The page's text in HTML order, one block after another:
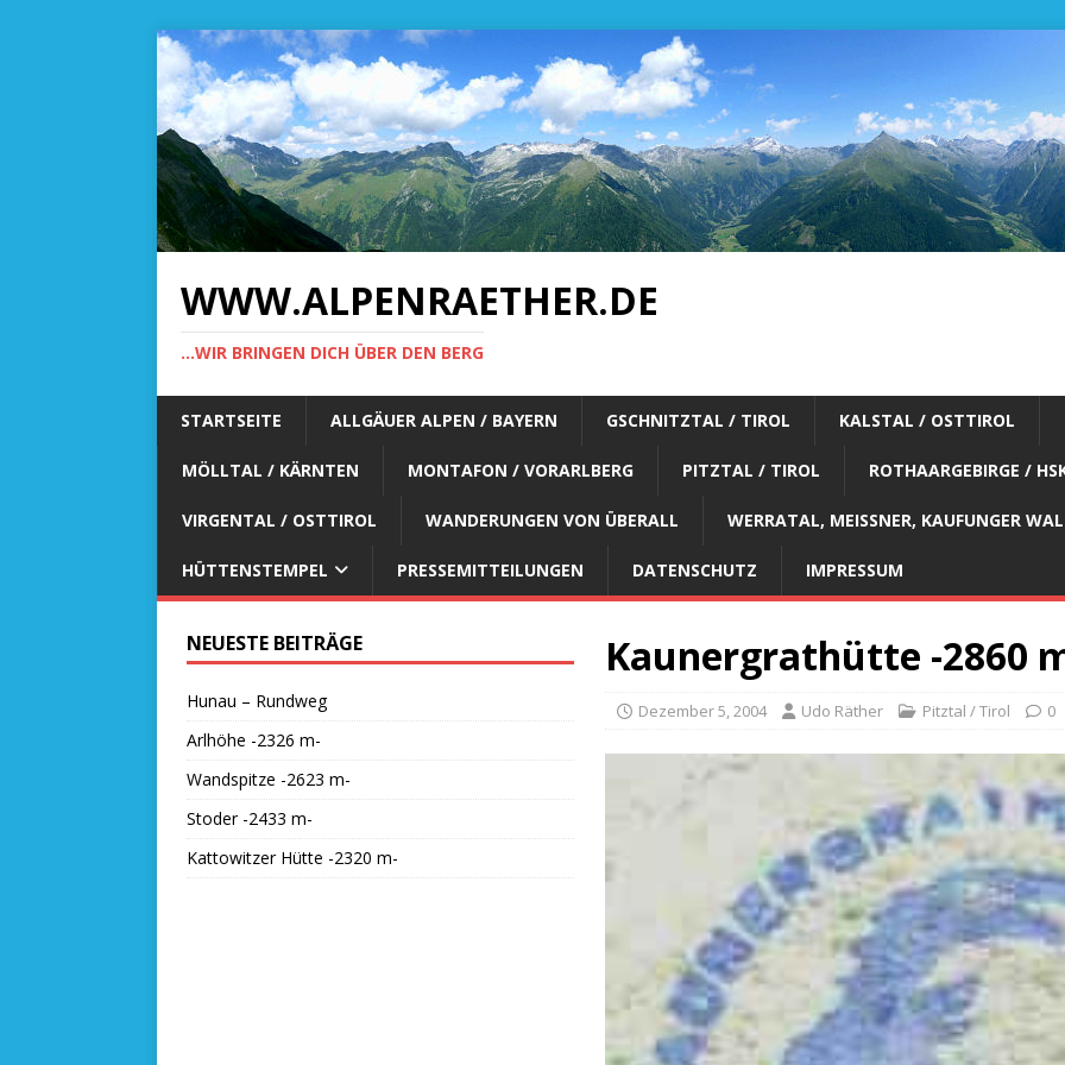
WWW.ALPENRAETHER.DE
...WIR BRINGEN DICH ÜBER DEN BERG
STARTSEITE ALLGÄUER ALPEN / BAYERN GSCHNITZTAL / TIROL KALSTAL / OSTTIROL
MÖLLTAL / KÄRNTEN MONTAFON / VORARLBERG PITZTAL / TIROL ROTHAARGEBIRGE /
VIRGENTAL / OSTTIROL WANDERUNGEN VON ÜBERALL WERRATAL, MEISSNER, KAUFUNGER WALD
HÜTTENSTEMPEL PRESSEMITTEILUNGEN DATENSCHUTZ IMPRESSUM
Kaunergrathütte -2860
Dezember 5, 2004 Udo Räther Pitztal / Tirol 0
NEUESTE BEITRÄGE
Hunau – Rundweg
Arlhöhe -2326 m-
Wandspitze -2623 m-
Stoder -2433 m-
Kattowitzer Hütte -2320 m-